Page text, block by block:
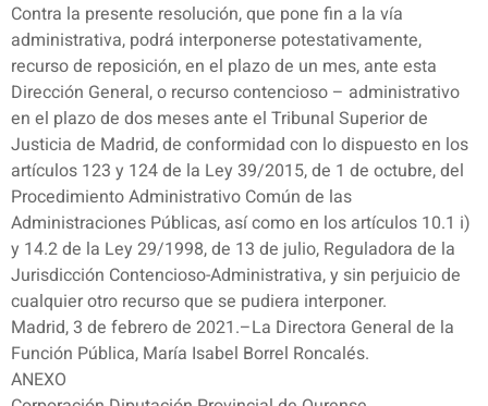
Contra la presente resolución, que pone fin a la vía
administrativa, podrá interponerse potestativamente,
recurso de reposición, en el plazo de un mes, ante esta
Dirección General, o recurso contencioso – administrativo
en el plazo de dos meses ante el Tribunal Superior de
Justicia de Madrid, de conformidad con lo dispuesto en los
artículos 123 y 124 de la Ley 39/2015, de 1 de octubre, del
Procedimiento Administrativo Común de las
Administraciones Públicas, así como en los artículos 10.1 i)
y 14.2 de la Ley 29/1998, de 13 de julio, Reguladora de la
Jurisdicción Contencioso-Administrativa, y sin perjuicio de
cualquier otro recurso que se pudiera interponer.
Madrid, 3 de febrero de 2021.–La Directora General de la
Función Pública, María Isabel Borrel Roncalés.
ANEXO